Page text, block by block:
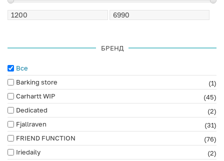
БРЕНД
Все
Barking store
(1)
Carhartt WIP
(45)
Dedicated
(2)
Fjallraven
(31)
FRIEND FUNCTION
(76)
Iriedaily
(2)